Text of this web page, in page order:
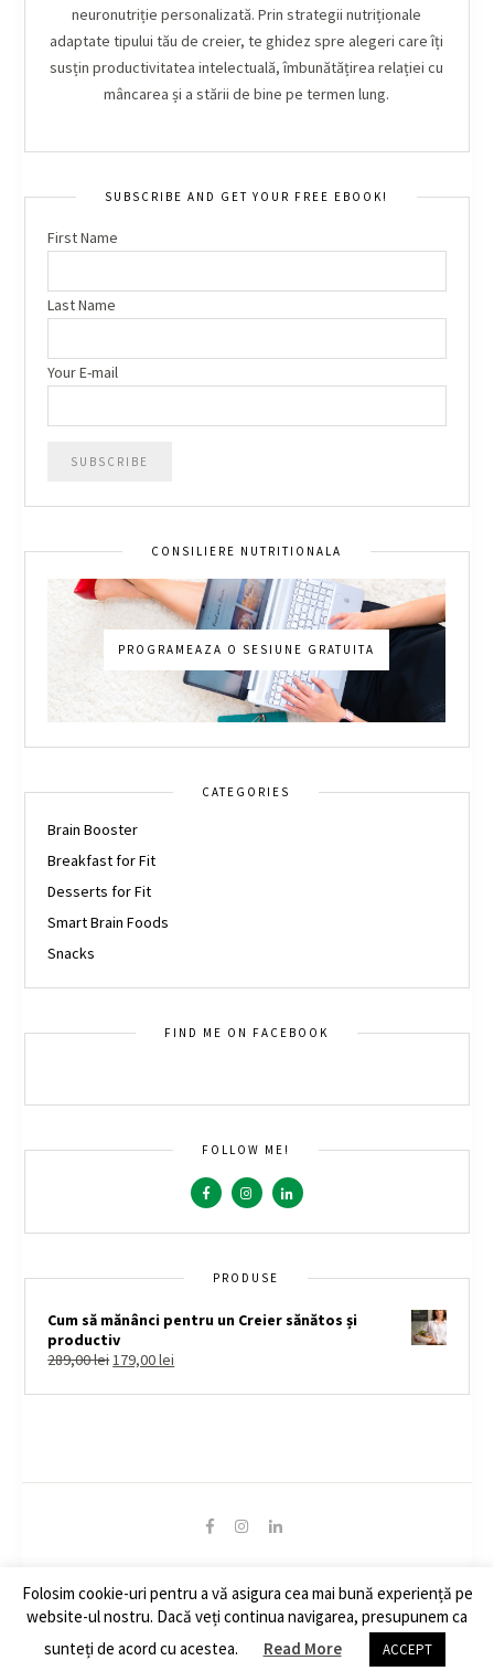
neuronutriție personalizată. Prin strategii nutriționale
adaptate tipului tău de creier, te ghidez spre alegeri care îți
susțin productivitatea intelectuală, îmbunătățirea relației cu
mâncarea și a stării de bine pe termen lung.
SUBSCRIBE AND GET YOUR FREE EBOOK!
First Name
Last Name
Your E-mail
CONSILIERE NUTRITIONALA
PROGRAMEAZA O SESIUNE GRATUITA
CATEGORIES
Brain Booster
Breakfast for Fit
Desserts for Fit
Smart Brain Foods
Snacks
FIND ME ON FACEBOOK
FOLLOW ME!
PRODUSE
Cum să mănânci pentru un Creier sănătos și
productiv
289,00lei179,00lei
© Copyright 2020 - Feed Your Brain. All Rights Reserved.
Politica de confidentialitate|Cookies
Folosim cookie-uri pentru a vă asigura cea mai bună experiență pe
website-ul nostru. Dacă veți continua navigarea, presupunem ca
sunteți de acord cu acestea.
Read More ACCEPT